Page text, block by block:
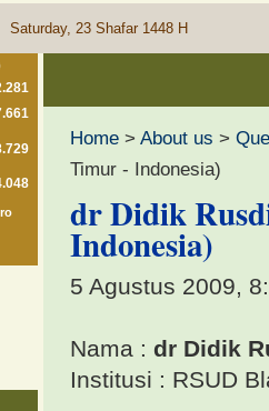
Saturday, 23 Shafar 1448 H
Home > About us >
Timur - Indonesia)
dr Didik
Indonesia)
5 Agustus 2009,
Nama : dr Didik
Institusi : RSUD